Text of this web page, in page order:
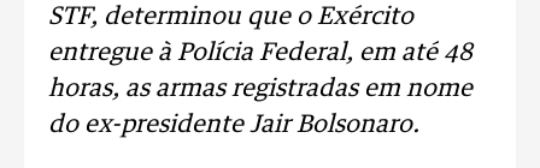
STF, determinou que o Exército
entregue à Polícia Federal, em até 48
horas, as armas registradas em nome
do ex-presidente Jair Bolsonaro.